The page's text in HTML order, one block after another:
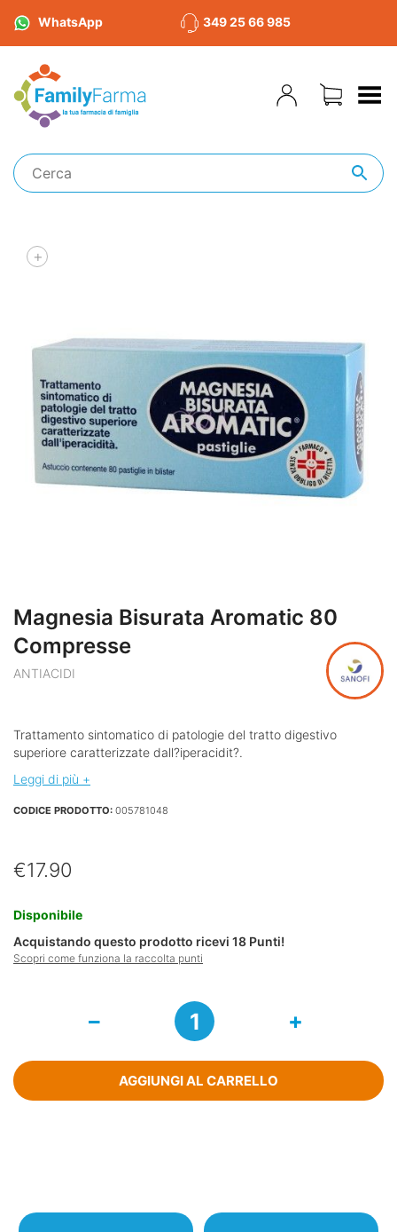
WhatsApp 349 25 66 985
Toggle Menu
+
Magnesia Bisurata Aromatic 80
Compresse
ANTIACIDI
Trattamento sintomatico di patologie del tratto digestivo
superiore caratterizzate dall?iperacidit?.
Leggi di più +
CODICE PRODOTTO: 005781048
€17.90
Disponibile
Acquistando questo prodotto ricevi 18 Punti!
Scopri come funziona la raccolta punti
80
Compresse
quantità
AGGIUNGI AL CARRELLO